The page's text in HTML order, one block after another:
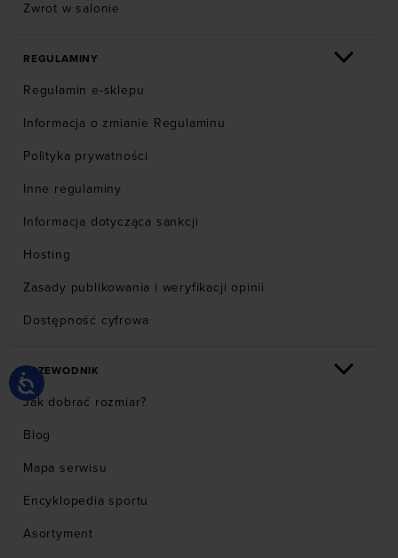
Zwrot w salonie
REGULAMINY
Regulamin e-sklepu
Informacja o zmianie Regulaminu
Polityka prywatności
Inne regulaminy
Informacja dotycząca sankcji
Hosting
Zasady publikowania i weryfikacji opinii
Dostępność cyfrowa
PRZEWODNIK
Jak dobrać rozmiar?
Blog
Mapa serwisu
Encyklopedia sportu
Asortyment